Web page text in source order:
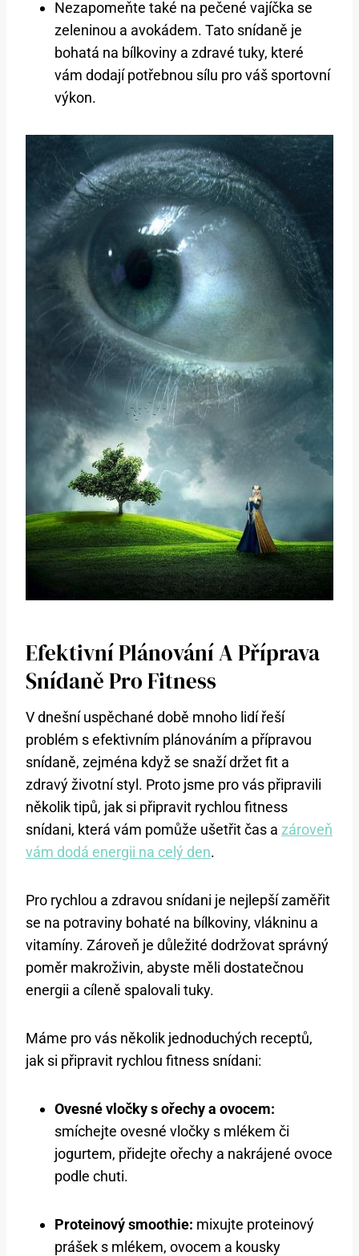
Nezapomeňte také na pečené vajíčka se
zeleninou a avokádem. Tato snídaně je
bohatá na bílkoviny a zdravé tuky, které
vám dodají potřebnou sílu pro váš sportovní
výkon.
Efektivní Plánování A Příprava
Snídaně Pro Fitness
V dnešní uspěchané době mnoho lidí řeší
problém s efektivním plánováním a přípravou
snídaně, zejména když se snaží držet fit a
zdravý životní styl. Proto jsme pro vás připravili
několik tipů, jak si připravit rychlou fitness
snídani, která vám pomůže ušetřit čas a zároveň
vám dodá energii na celý den.
Pro rychlou a zdravou snídani je nejlepší zaměřit
se na potraviny bohaté na bílkoviny, vlákninu a
vitamíny. Zároveň je důležité dodržovat správný
poměr makroživin, abyste měli dostatečnou
energii a cíleně spalovali tuky.
Máme pro vás několik jednoduchých receptů,
jak si připravit rychlou fitness snídani:
Ovesné vločky s ořechy a ovocem:
smíchejte ovesné vločky s mlékem či
jogurtem, přidejte ořechy a nakrájené ovoce
podle chuti.
Proteinový smoothie: mixujte proteinový
prášek s mlékem, ovocem a kousky